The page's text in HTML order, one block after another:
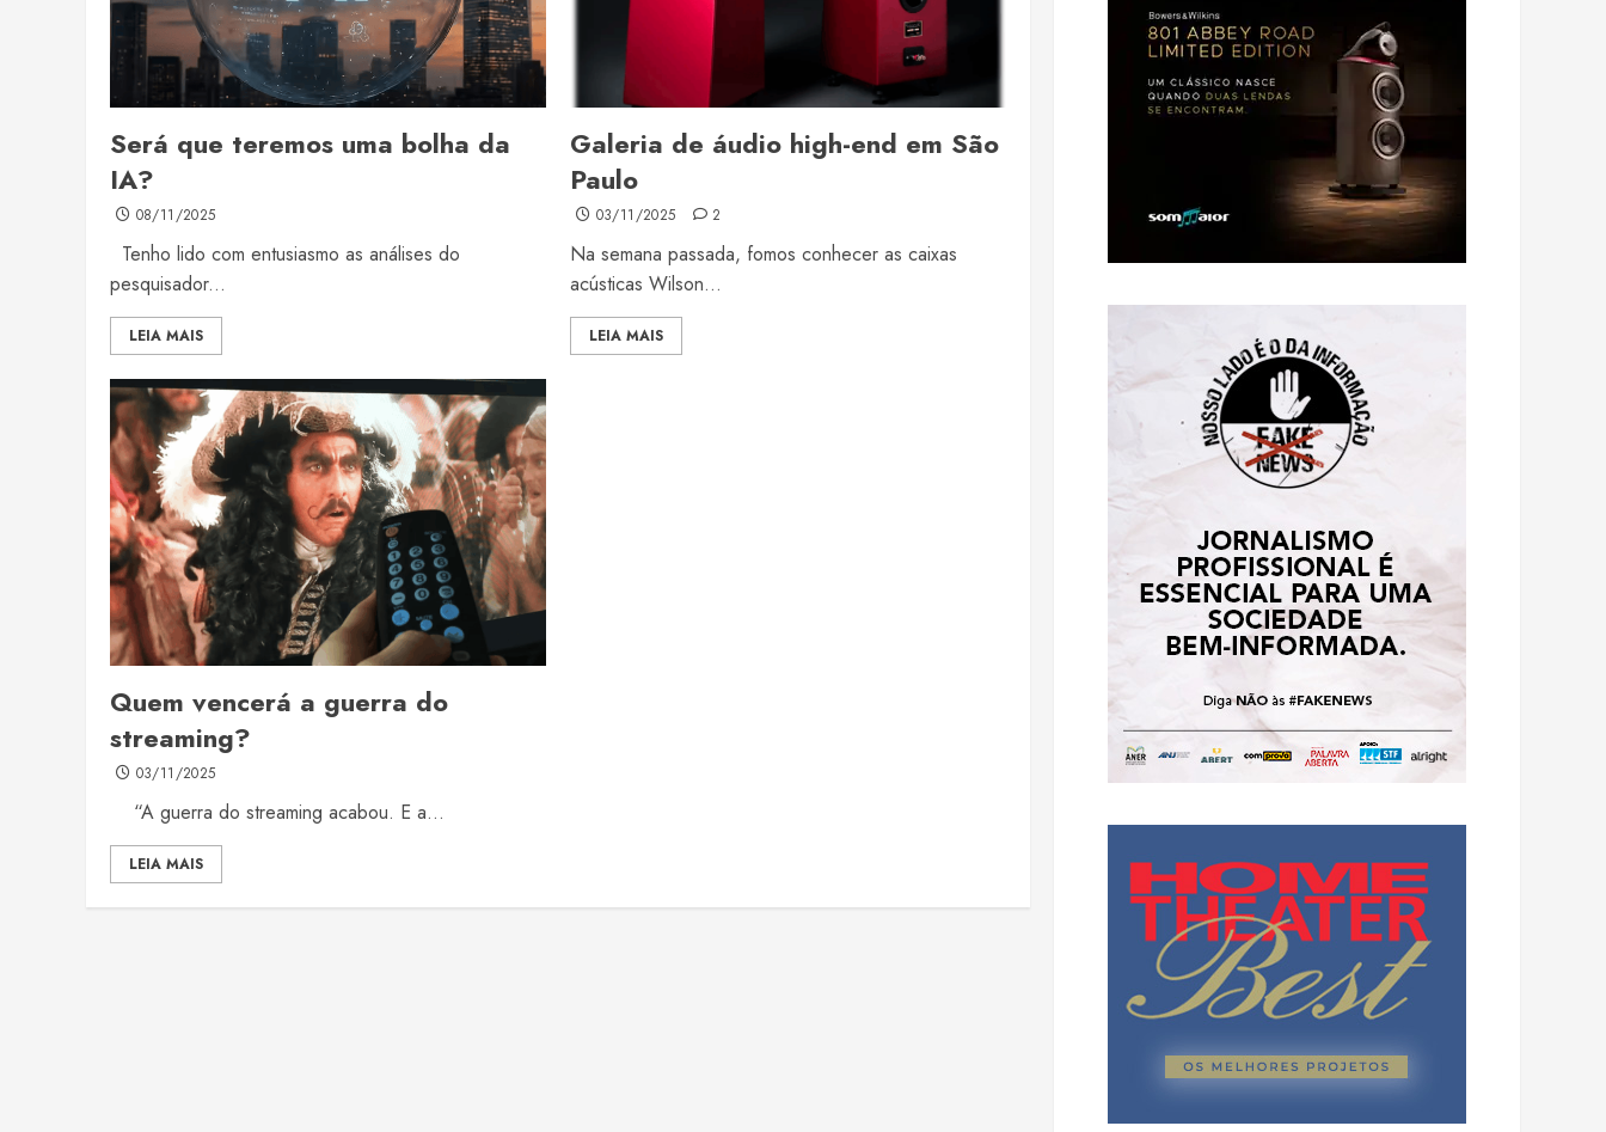
Será que teremos uma bolha da
IA?
08/11/2025
Tenho lido com entusiasmo as análises do
pesquisador...
LEIA MAIS
Galeria de áudio high-end em São
Paulo
03/11/2025 2
Na semana passada, fomos conhecer as caixas
acústicas Wilson...
LEIA MAIS
Quem vencerá a guerra do
streaming?
03/11/2025
“A guerra do streaming acabou. E a...
LEIA MAIS